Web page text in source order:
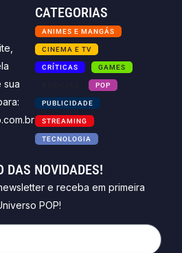
sua
CATEGORIAS
ANIMES E MANGÁS
CINEMA E TV
CRÍTICAS GAMES
POP
PUBLICIDADE
STREAMING
TECNOLOGIA
DAS NOVIDADES!
e receba em primeira
POP!